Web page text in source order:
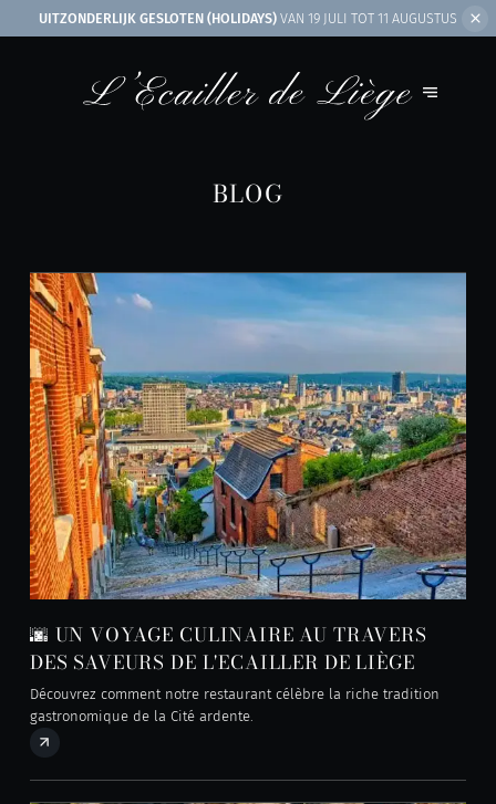
UITZONDERLIJK GESLOTEN (HOLIDAYS) VAN 19 JULI TOT 11 AUGUSTUS
BLOG
🌆 UN VOYAGE CULINAIRE AU TRAVERS
DES SAVEURS DE L'ECAILLER DE LIÈGE
Découvrez comment notre restaurant célèbre la riche tradition
gastronomique de la Cité ardente.